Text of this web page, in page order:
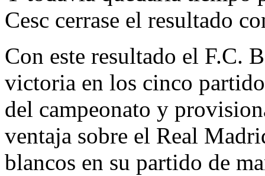
Cesc cerrase el resultado
Con este resultado el F.C.
victoria en los cinco
del campeonato y
ventaja sobre el Real
blancos en su partido de